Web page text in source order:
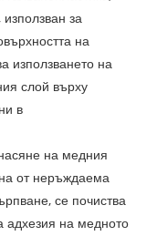
за
на
използването на
слой върху
в
на медния
от неръждаема
се почиства
адхезия на медното